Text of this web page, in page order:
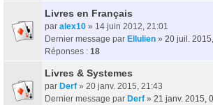
Livres en Français
par alex10 » 14 juin 2012, 21:01
Dernier message par Ellulien » 20 juil.
Réponses : 18
Livres & Systemes
par Derf » 20 janv. 2015, 21:43
Dernier message par Derf » 21 janv. 2015,